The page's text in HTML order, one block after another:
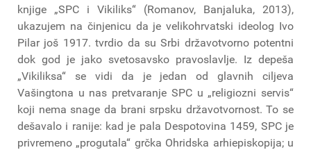
knjige „SPC i Vikiliks“ (Romanov, Banjaluka, 2013),
ukazujem na činjenicu da je velikohrvatski ideolog Ivo
Pilar još 1917. tvrdio da su Srbi državotvorno potentni
dok god je jako svetosavsko pravoslavlje. Iz depeša
„Vikiliksa“ se vidi da je jedan od glavnih ciljeva
Vašingtona u nas pretvaranje SPC u „religiozni servis“
koji nema snage da brani srpsku državotvornost. To se
dešavalo i ranije: kad je pala Despotovina 1459, SPC je
privremeno „progutala“ grčka Ohridska arhiepiskopija; u